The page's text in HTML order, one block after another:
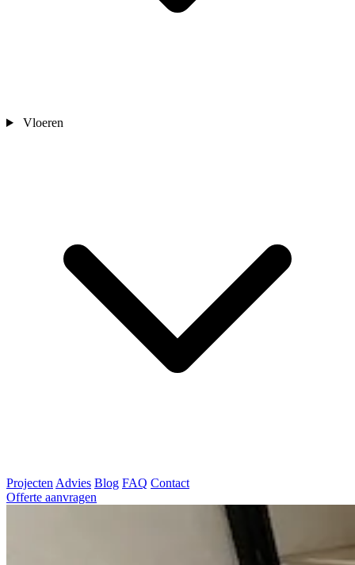
Vloeren
Projecten Advies Blog FAQ Contact
Offerte aanvragen